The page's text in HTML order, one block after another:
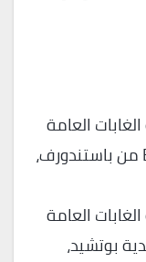
العامة
في أراضي بلدية تاندل، والأقسام BD من باستندورف،
العامة
بوتشيد،